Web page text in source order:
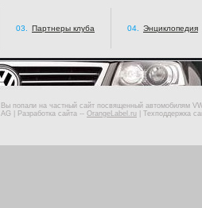
03. Партнеры клуба 04. Энциклопедия
Вы попали на частный сайт посвященный автомобилям
AG |
Разработка сайта -- OrangeLabel.ru Техподдержка